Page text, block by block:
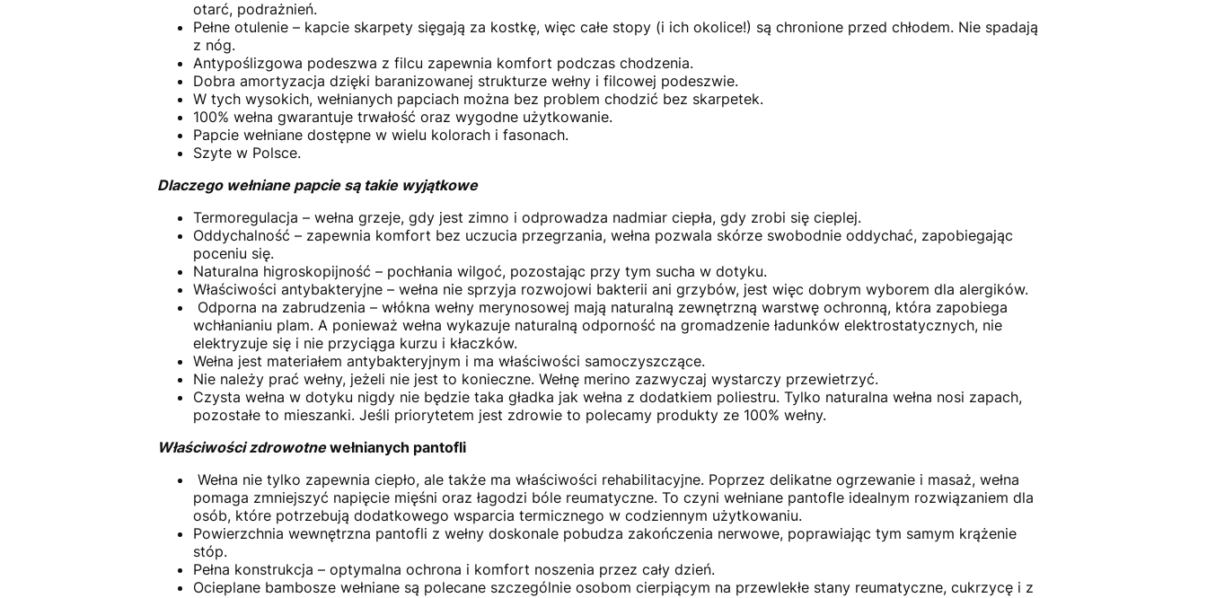
otarć, podrażnień.
Pełne otulenie – kapcie skarpety sięgają za kostkę, więc całe stopy (i ich okolice!) są chronione przed chłodem. Nie spadają
z nóg.
Antypoślizgowa podeszwa z filcu zapewnia komfort podczas chodzenia.
Dobra amortyzacja dzięki baranizowanej strukturze wełny i filcowej podeszwie.
W tych wysokich, wełnianych papciach można bez problem chodzić bez skarpetek.
100% wełna gwarantuje trwałość oraz wygodne użytkowanie.
Papcie wełniane dostępne w wielu kolorach i fasonach.
Szyte w Polsce.
Dlaczego wełniane papcie są takie wyjątkowe
Termoregulacja – wełna grzeje, gdy jest zimno i odprowadza nadmiar ciepła, gdy zrobi się cieplej.
Oddychalność – zapewnia komfort bez uczucia przegrzania, wełna pozwala skórze swobodnie oddychać, zapobiegając
poceniu się.
Naturalna higroskopijność – pochłania wilgoć, pozostając przy tym sucha w dotyku.
Właściwości antybakteryjne – wełna nie sprzyja rozwojowi bakterii ani grzybów, jest więc dobrym wyborem dla alergików.
Odporna na zabrudzenia – włókna wełny merynosowej mają naturalną zewnętrzną warstwę ochronną, która zapobiega
wchłanianiu plam. A ponieważ wełna wykazuje naturalną odporność na gromadzenie ładunków elektrostatycznych, nie
elektryzuje się i nie przyciąga kurzu i kłaczków.
Wełna jest materiałem antybakteryjnym i ma właściwości samoczyszczące.
Nie należy prać wełny, jeżeli nie jest to konieczne. Wełnę merino zazwyczaj wystarczy przewietrzyć.
Czysta wełna w dotyku nigdy nie będzie taka gładka jak wełna z dodatkiem poliestru. Tylko naturalna wełna nosi zapach,
pozostałe to mieszanki. Jeśli priorytetem jest zdrowie to polecamy produkty ze 100% wełny.
Właściwości zdrowotnewełnianych pantofli
Wełna nie tylko zapewnia ciepło, ale także ma właściwości rehabilitacyjne. Poprzez delikatne ogrzewanie i masaż, wełna
pomaga zmniejszyć napięcie mięśni oraz łagodzi bóle reumatyczne. To czyni wełniane pantofle idealnym rozwiązaniem dla
osób, które potrzebują dodatkowego wsparcia termicznego w codziennym użytkowaniu.
Powierzchnia wewnętrzna pantofli z wełny doskonale pobudza zakończenia nerwowe, poprawiając tym samym krążenie
stóp.
Pełna konstrukcja – optymalna ochrona i komfort noszenia przez cały dzień.
Ocieplane bambosze wełniane są polecane szczególnie osobom cierpiącym na przewlekłe stany reumatyczne, cukrzycę i z